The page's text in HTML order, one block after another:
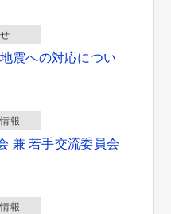
震への対応につい
報
兼 若手交流委員会
報